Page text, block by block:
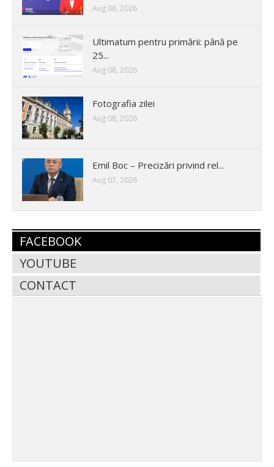
Aug 08, 2026
Ultimatum pentru primării: până pe
25...
Aug 08, 2026
Fotografia zilei
Aug 08, 2026
Emil Boc – Precizări privind rel...
Aug 07, 2026
FACEBOOK
YOUTUBE
CONTACT